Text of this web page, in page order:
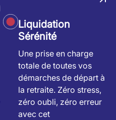
Liquidation
Sérénité
Une prise en charge
totale de toutes vos
démarches de départ à
la retraite. Zéro stress,
zéro oubli, zéro erreur
avec cet